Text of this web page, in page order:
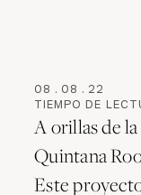
08 . 08 . 22
TIEMPO DE
A orillas de
Quintana
Este